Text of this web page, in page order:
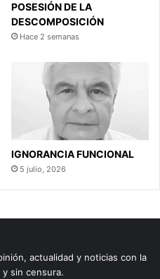
POSESIÓN DE LA
DESCOMPOSICIÓN
Hace 2 semanas
IGNORANCIA FUNCIONAL
5 julio, 2026
actualidad y noticias con la
y sin censura.